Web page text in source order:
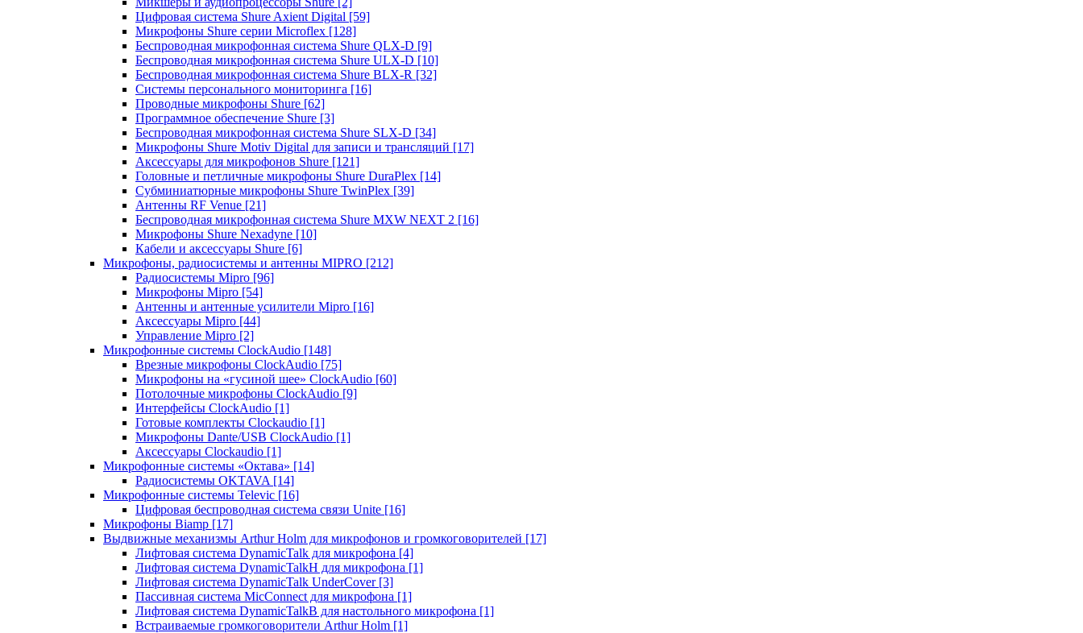
Цифровая система Shure Axient Digital [59]
Микрофоны Shure серии Microflex [128]
Беспроводная микрофонная система Shure QLX-D [9]
Беспроводная микрофонная система Shure ULX-D [10]
Беспроводная микрофонная система Shure BLX-R [32]
Системы персонального мониторинга [16]
Проводные микрофоны Shure [62]
Программное обеспечение Shure [3]
Беспроводная микрофонная система Shure SLX-D [34]
Микрофоны Shure Motiv Digital для записи и трансляций [17]
Аксессуары для микрофонов Shure [121]
Головные и петличные микрофоны Shure DuraPlex [14]
Субминиатюрные микрофоны Shure TwinPlex [39]
Антенны RF Venue [21]
Беспроводная микрофонная система Shure MXW NEXT 2 [16]
Микрофоны Shure Nexadyne [10]
Кабели и аксессуары Shure [6]
Микрофоны, радиосистемы и антенны MIPRO [212]
Радиосистемы Mipro [96]
Микрофоны Mipro [54]
Антенны и антенные усилители Mipro [16]
Аксессуары Mipro [44]
Управление Mipro [2]
Микрофонные системы ClockAudio [148]
Врезные микрофоны ClockAudio [75]
Микрофоны на «гусиной шее» ClockAudio [60]
Потолочные микрофоны ClockAudio [9]
Интерфейсы ClockAudio [1]
Готовые комплекты Clockaudio [1]
Микрофоны Dante/USB ClockAudio [1]
Аксессуары Clockaudio [1]
Микрофонные системы «Октава» [14]
Радиосистемы OKTAVA [14]
Микрофонные системы Televic [16]
Цифровая беспроводная система связи Unite [16]
Микрофоны Biamp [17]
Выдвижные механизмы Arthur Holm для микрофонов и громкоговорителей [17]
Лифтовая система DynamicTalk для микрофона [4]
Лифтовая система DynamicTalkH для микрофона [1]
Лифтовая система DynamicTalk UnderCover [3]
Пассивная система MicConnect для микрофона [1]
Лифтовая система DynamicTalkB для настольного микрофона [1]
Встраиваемые громкоговорители Arthur Holm [1]